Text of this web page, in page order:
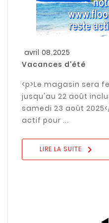
avril 08,2025
Vacances d'été
<p>Le magasin sera
jusqu'au 22 août
samedi 23 août
actif pour ...
LIRE LA SUITE 